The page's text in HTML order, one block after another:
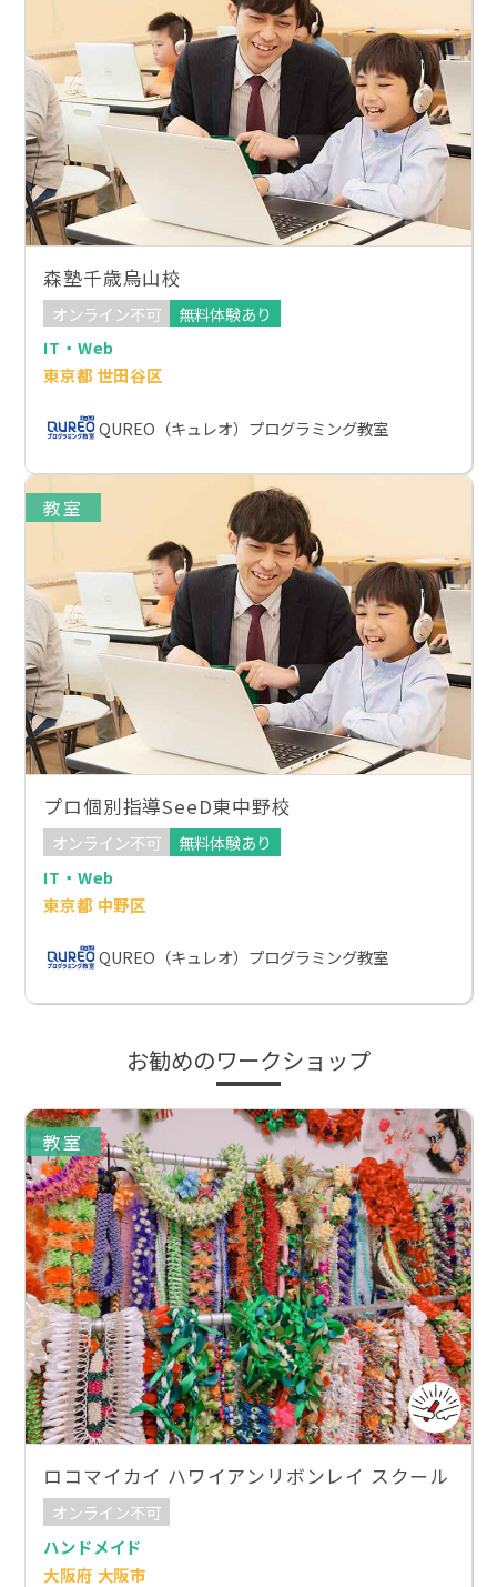
森塾千歳烏山校
オンライン不可
無料体験あり
IT・Web
東京都 世田谷区
QUREO（キュレオ）プログラミング教室
教室
プロ個別指導SeeD東中野校
オンライン不可
無料体験あり
IT・Web
東京都 中野区
QUREO（キュレオ）プログラミング教室
お勧めのワークショップ
教室
ロコマイカイ ハワイアンリボンレイ スクール
オンライン不可
ハンドメイド
大阪府 大阪市